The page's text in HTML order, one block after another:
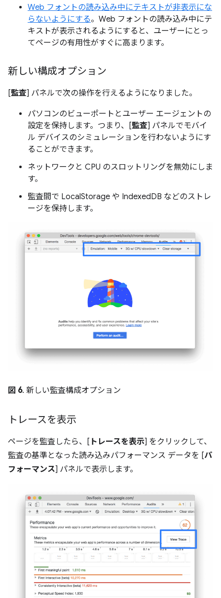
Web フォントの読み込み中にテキストが非表示にな
らないようにする。Web フォントの読み込み中にテ
キストが表示されるようにすると、ユーザーにとっ
てページの有用性がすぐに高まります。
新しい構成オプション
[監査] パネルで次の操作を行えるようになりました。
パソコンのビューポートとユーザー エージェントの
設定を保持します。つまり、[監査] パネルでモバイ
ル デバイスのシミュレーションを行わないようにす
ることができます。
ネットワークと CPU のスロットリングを無効にしま
す。
監査間で LocalStorage や IndexedDB などのストレ
ージを保持します。
図 6. 新しい監査構成オプション
トレースを表示
ページを監査したら、[ トレースを表示] をクリックして、
監査の基準となった読み込みパフォーマンス データを [パ
フォーマンス] パネルで表示します。